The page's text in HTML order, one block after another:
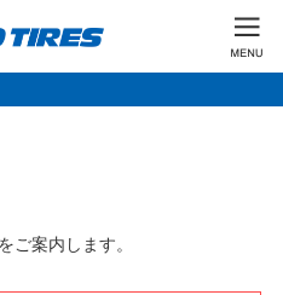
ご案内します。